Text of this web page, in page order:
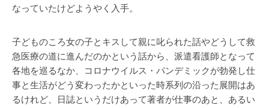
なっていたけどようやく入手。
子どものころ女の子とキスして親に叱られた話やどうして救
急医療の道に進んだのかという話から、派遣看護師となって
各地を巡るなか、コロナウイルス・パンデミックが勃発し仕
事と生活がどう変わったかといった時系列の沿った展開はあ
るけれど、日誌というだけあって著者が仕事のあと、あるい